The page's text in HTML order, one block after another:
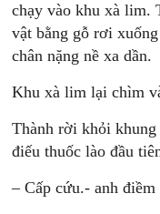
chạy vào khu xà lim.
vật bằng gỗ rơi
chân nặng nề xa dần.
Khu xà lim lại chìm
Thành rời khỏi
điếu thuốc lào đầu
– Cấp cứu.- anh